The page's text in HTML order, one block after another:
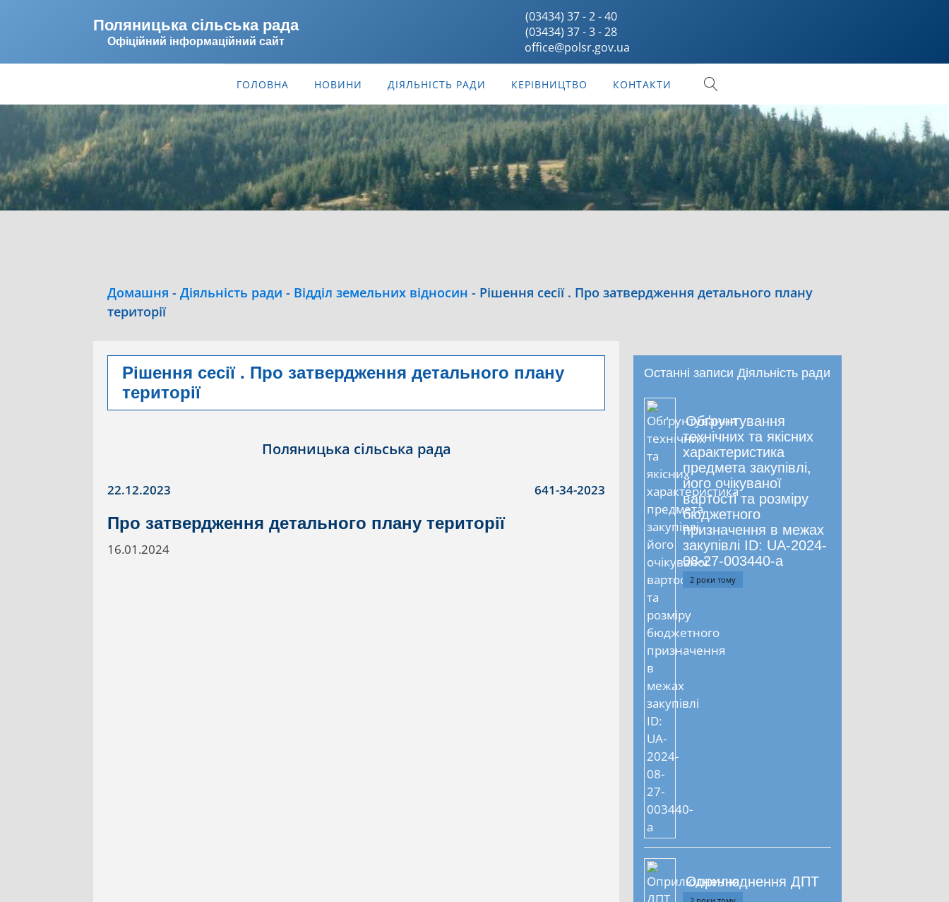
Поляницька сільська рада
Офіційний інформаційний сайт
(03434) 37 - 2 - 40
(03434) 37 - 3 - 28
office@polsr.gov.ua
ГОЛОВНА НОВИНИ ДІЯЛЬНІСТЬ РАДИ КЕРІВНИЦТВО КОНТАКТИ
Домашня - Діяльність ради - Відділ земельних відносин - Рішення сесії . Про затвердження детального плану
території
Рішення сесії . Про затвердження детального плану
території
Поляницька сільська рада
22.12.2023 641-34-2023
Про затвердження детального плану території
16.01.2024
Останні записи Діяльність ради
Обґрунтування
технічних та якісних
характеристика
предмета закупівлі,
його очікуваної
вартості та розміру
бюджетного
призначення в межах
закупівлі ID: UA-2024-
08-27-003440-a
2 роки тому
Оприлюднення ДПТ